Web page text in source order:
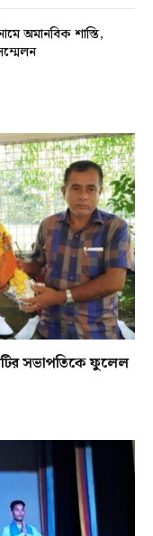
অমানবিক শাস্তি,
সভাপতিকে ফুলেল